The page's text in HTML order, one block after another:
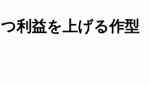
利益を上げる作型